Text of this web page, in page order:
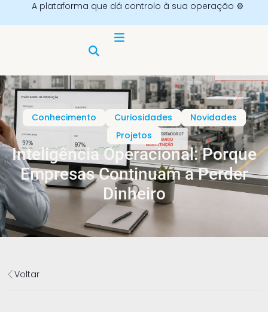
A plataforma que dá controlo à sua operação ⚙️
Conhecimento Curiosidades
Novidades
Projetos
Inteligência Operacional: Porque
Empresas Continuam a Perder
Dinheiro
Voltar